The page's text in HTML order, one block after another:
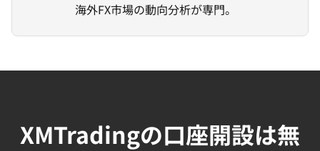
海外FX市場の動向分析が専門。
XMTradingの口座開設は無